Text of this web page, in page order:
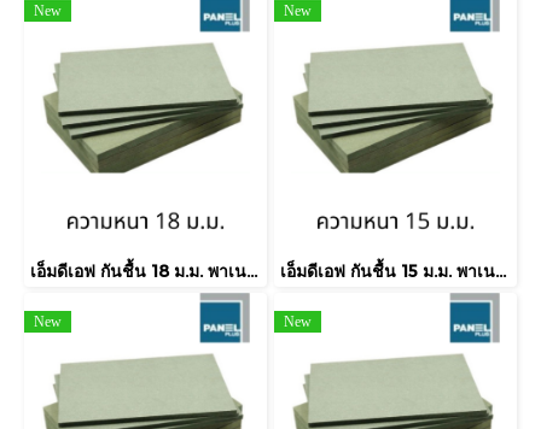
New
เอ็มดีเอฟ กันชื้น 18 ม.ม. พาเนลพลัส / MDF-HMR E2
New
เอ็มดีเอฟ กันชื้น 15 ม.ม. พาเนลพลัส / MDF-HMR E2
New New